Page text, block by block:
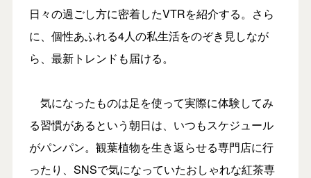
日々の過ごし方に密着したVTRを紹介する。さら
に、個性あふれる4人の私生活をのぞき見しなが
ら、最新トレンドも届ける。
気になったものは足を使って実際に体験してみ
る習慣があるという朝日は、いつもスケジュール
がパンパン。観葉植物を生き返らせる専門店に行
ったり、SNSで気になっていたおしゃれな紅茶専